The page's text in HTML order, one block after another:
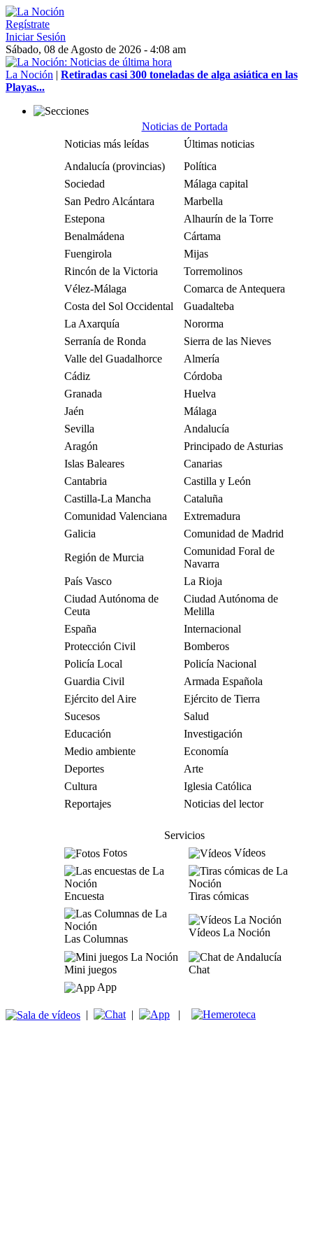
Regístrate
Iniciar Sesión
Sábado, 08 de Agosto de 2026 - 4:08 am
La Noción | Retiradas casi 300 toneladas de alga asiática en las
Playas...
Noticias de Portada
Noticias más leídas
Últimas noticias
Andalucía (provincias)
Política
Sociedad
Málaga capital
San Pedro Alcántara
Marbella
Estepona
Alhaurín de la Torre
Benalmádena
Cártama
Fuengirola
Mijas
Rincón de la Victoria
Torremolinos
Vélez-Málaga
Comarca de Antequera
Costa del Sol Occidental
Guadalteba
La Axarquía
Nororma
Serranía de Ronda
Sierra de las Nieves
Valle del Guadalhorce
Almería
Cádiz
Córdoba
Granada
Huelva
Jaén
Málaga
Sevilla
Andalucía
Aragón
Principado de Asturias
Islas Baleares
Canarias
Cantabria
Castilla y León
Castilla-La Mancha
Cataluña
Comunidad Valenciana
Extremadura
Galicia
Comunidad de Madrid
Región de Murcia
Comunidad Foral de
Navarra
País Vasco
La Rioja
Ciudad Autónoma de
Ceuta
Ciudad Autónoma de
Melilla
España
Internacional
Protección Civil
Bomberos
Policía Local
Policía Nacional
Guardia Civil
Armada Española
Ejército del Aire
Ejército de Tierra
Sucesos
Salud
Educación
Investigación
Medio ambiente
Economía
Deportes
Arte
Cultura
Iglesia Católica
Reportajes
Noticias del lector
Servicios
Fotos
Vídeos
Encuesta Tiras cómicas
Las Columnas
Vídeos La Noción
Mini juegos
Chat
App
| | |